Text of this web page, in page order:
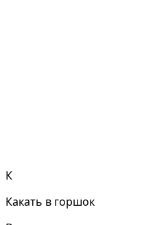
К
Какать в горшок